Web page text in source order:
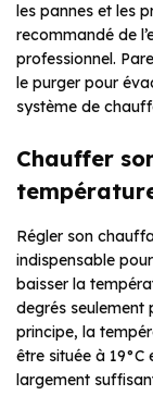
les pannes et les
recommandé de
professionnel.
le purger pour
système de
Chauffer
Régler son
indispensable
baisser la
degrés seulement
principe, la
être située à 19°C
largement